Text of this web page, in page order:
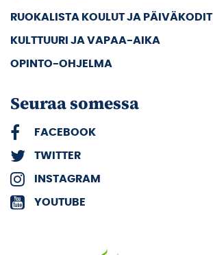
RUOKALISTA KOULUT JA PÄIVÄKODIT
KULTTUURI JA VAPAA-AIKA
OPINTO-OHJELMA
Seuraa somessa
FACEBOOK
TWITTER
INSTAGRAM
YOUTUBE